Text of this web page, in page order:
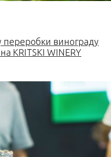
переробки винограду
KRITSKI WINERY